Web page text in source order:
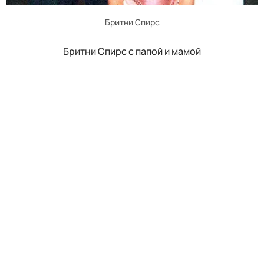
Бритни Спирс
Бритни Спирс с папой и мамой